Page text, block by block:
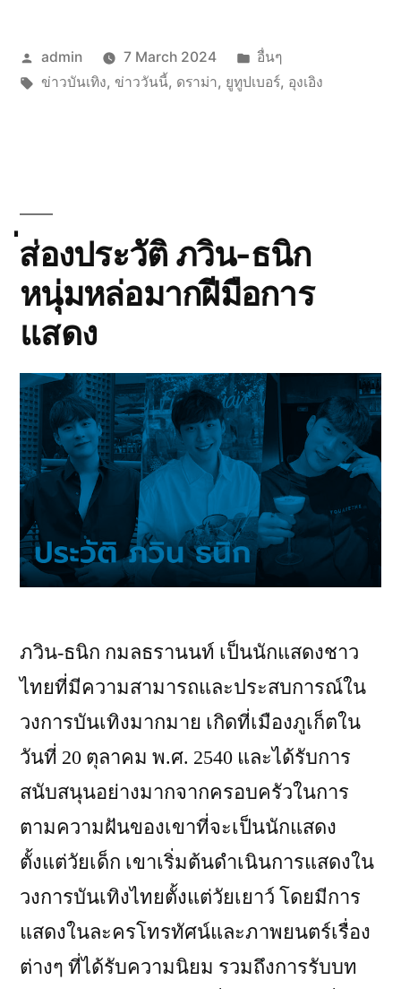
Posted
by
admin 7 March 2024
Posted
in
อื่นๆ
Tags:
ข่าวบันเทิง, ข่าววันนี้, ดราม่า, ยูทูปเบอร์, อุงเอิง
่ส่องประวัติ ภวิน-ธนิก
หนุ่มหล่อมากฝีมือการ
แสดง
ภวิน-ธนิก กมลธรานนท์ เป็นนักแสดงชาว
ไทยที่มีความสามารถและประสบการณ์ใน
วงการบันเทิงมากมาย เกิดที่เมืองภูเก็ตใน
วันที่ 20 ตุลาคม พ.ศ. 2540 และได้รับการ
สนับสนุนอย่างมากจากครอบครัวในการ
ตามความฝันของเขาที่จะเป็นนักแสดง
ตั้งแต่วัยเด็ก เขาเริ่มต้นดำเนินการแสดงใน
วงการบันเทิงไทยตั้งแต่วัยเยาว์ โดยมีการ
แสดงในละครโทรทัศน์และภาพยนตร์เรื่อง
ต่างๆ ที่ได้รับความนิยม รวมถึงการรับบท